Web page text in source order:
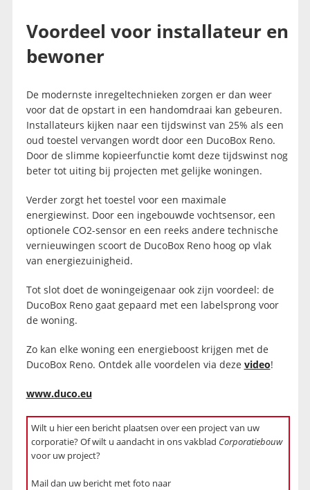
Voordeel voor installateur en
bewoner
De modernste inregeltechnieken zorgen er dan weer
voor dat de opstart in een handomdraai kan gebeuren.
Installateurs kijken naar een tijdswinst van 25% als een
oud toestel vervangen wordt door een DucoBox Reno.
Door de slimme kopieerfunctie komt deze tijdswinst nog
beter tot uiting bij projecten met gelijke woningen.
Verder zorgt het toestel voor een maximale
energiewinst. Door een ingebouwde vochtsensor, een
optionele CO2-sensor en een reeks andere technische
vernieuwingen scoort de DucoBox Reno hoog op vlak
van energiezuinigheid.
Tot slot doet de woningeigenaar ook zijn voordeel: de
DucoBox Reno gaat gepaard met een labelsprong voor
de woning.
Zo kan elke woning een energieboost krijgen met de
DucoBox Reno. Ontdek alle voordelen via deze video!
www.duco.eu
Wilt u hier een bericht plaatsen over een project van uw
corporatie? Of wilt u aandacht in ons vakblad Corporatiebouw
voor uw project?
Mail dan uw bericht met foto naar